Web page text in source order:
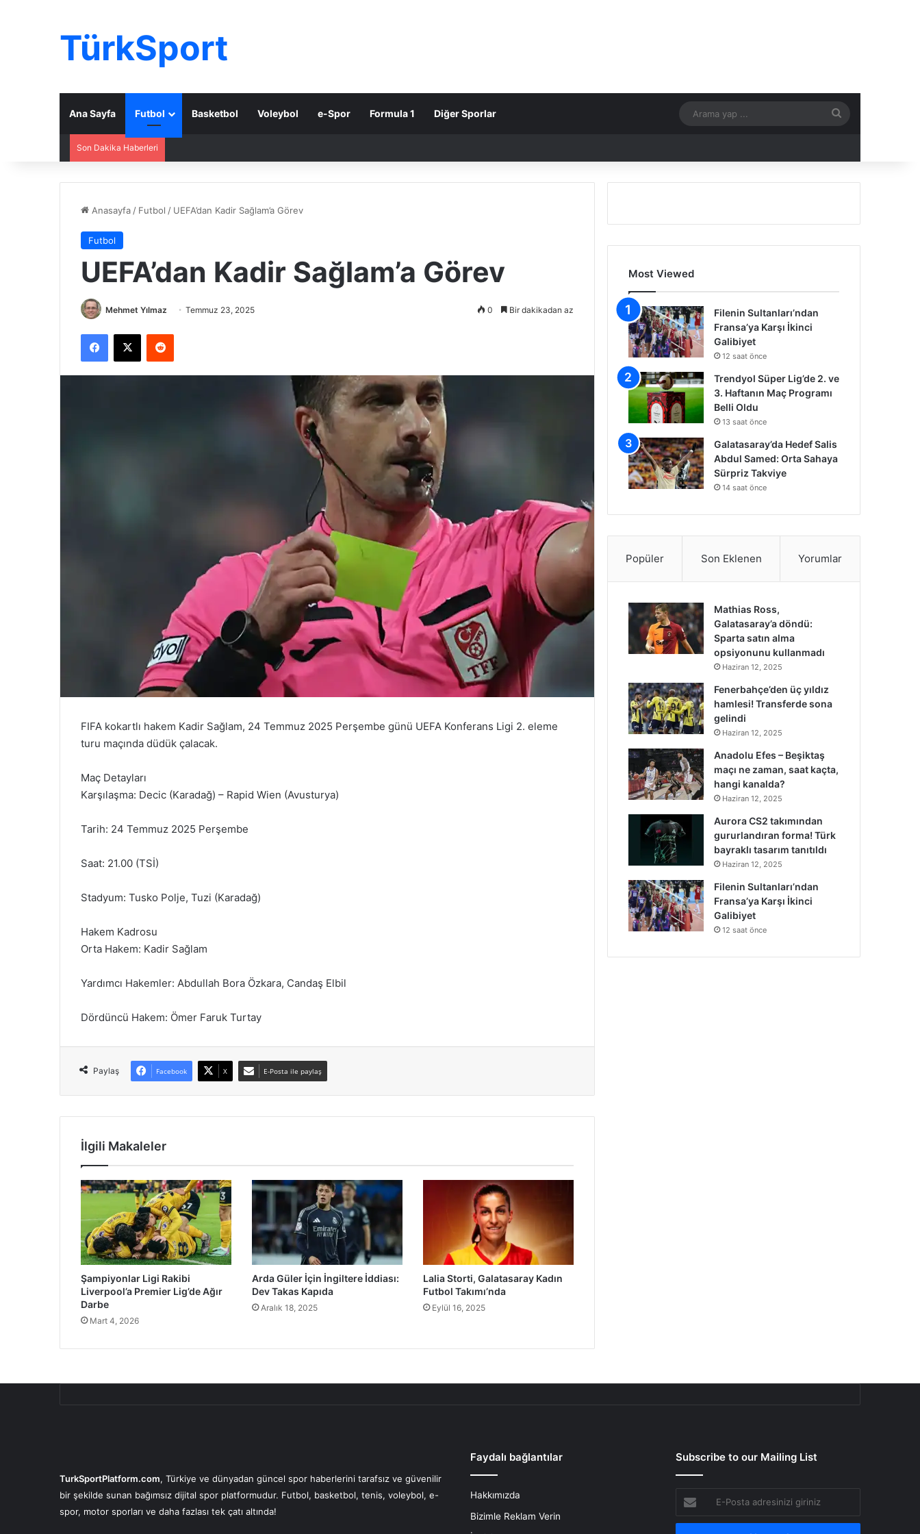
TürkSport
Ana Sayfa Futbol Basketbol Voleybol e-Spor Formula 1 Diğer Sporlar
...
Son Dakika Haberleri
Anasayfa / Futbol / UEFA’dan Kadir Sağlam’a Görev
Futbol
UEFA’dan Kadir Sağlam’a Görev
Mehmet Yılmaz Temmuz 23, 2025 0 Bir dakikadan az
Facebook
X Reddit
FIFA kokartlı hakem Kadir Sağlam, 24 Temmuz 2025 Perşembe günü UEFA Konferans Ligi 2. eleme
turu maçında düdük çalacak.
Maç Detayları
Karşılaşma: Decic (Karadağ) – Rapid Wien (Avusturya)
Tarih: 24 Temmuz 2025 Perşembe
Saat: 21.00 (TSİ)
Stadyum: Tusko Polje, Tuzi (Karadağ)
Hakem Kadrosu
Orta Hakem: Kadir Sağlam
Yardımcı Hakemler: Abdullah Bora Özkara, Candaş Elbil
Dördüncü Hakem: Ömer Faruk Turtay
Paylaş Facebook X E-Posta ile paylaş
İlgili Makaleler
Şampiyonlar Ligi Rakibi
Liverpool’a Premier Lig’de Ağır
Darbe
Mart 4, 2026
Arda Güler İçin İngiltere İddiası:
Dev Takas Kapıda
Aralık 18, 2025
Lalia Storti, Galatasaray Kadın
Futbol Takımı’nda
Eylül 16, 2025
Most Viewed
Filenin Sultanları’ndan
Fransa’ya Karşı İkinci
Galibiyet
12 saat önce
Trendyol Süper Lig’de 2. ve
3. Haftanın Maç Programı
Belli Oldu
13 saat önce
Galatasaray’da Hedef Salis
Abdul Samed: Orta Sahaya
Sürpriz Takviye
14 saat önce
Popüler Son Eklenen Yorumlar
Mathias Ross,
Galatasaray’a döndü:
Sparta satın alma
opsiyonunu kullanmadı
Haziran 12, 2025
Fenerbahçe’den üç yıldız
hamlesi! Transferde sona
gelindi
Haziran 12, 2025
Anadolu Efes – Beşiktaş
maçı ne zaman, saat kaçta,
hangi kanalda?
Haziran 12, 2025
Aurora CS2 takımından
gururlandıran forma! Türk
bayraklı tasarım tanıtıldı
Haziran 12, 2025
Filenin Sultanları’ndan
Fransa’ya Karşı İkinci
Galibiyet
12 saat önce
TurkSportPlatform.com, Türkiye ve dünyadan güncel spor haberlerini tarafsız ve güvenilir
bir şekilde sunan bağımsız dijital spor platformudur. Futbol, basketbol, tenis, voleybol, e-
spor, motor sporları ve daha fazlası tek çatı altında!
Faydalı bağlantılar
Hakkımızda
Bizimle Reklam Verin
Subscribe to our Mailing List
Posta
adresinizi